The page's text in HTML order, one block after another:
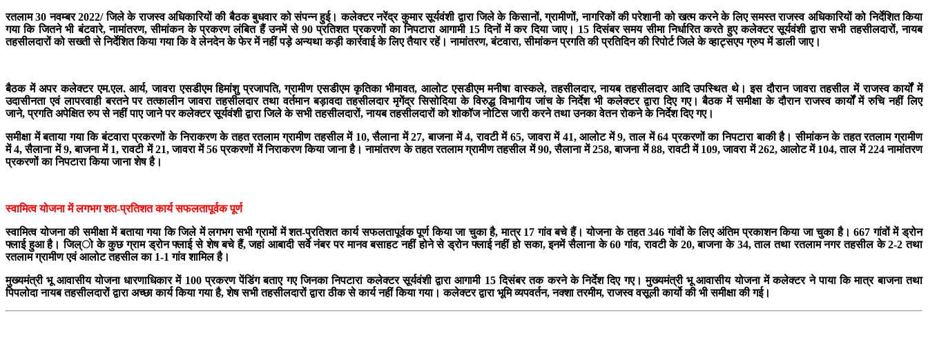
रतलाम 30 नवम्बर 2022/ जिले के राजस्व अधिकारियों की बैठक बुधवार को संपन्न हुई। कलेक्टर नरेंद्र कुमार सूर्यवंशी द्वारा जिले के किसानों, ग्रामीणों, नागरिकों की परेशानी को खत्म करने के लिए समस्त राजस्व अधिकारियों को निर्देशित किया
गया कि जितने भी बंटवारे, नामांतरण, सीमांकन के प्रकरण लंबित हैं उनमें से 90 प्रतिशत प्रकरणों का निपटारा आगामी 15 दिनों में कर दिया जाए। 15 दिसंबर समय सीमा निर्धारित करते हुए कलेक्टर सूर्यवंशी द्वारा सभी तहसीलदारों, नायब
तहसीलदारों को सख्ती से निर्देशित किया गया कि वे लेनदेन के फेर में नहीं पड़े अन्यथा कड़ी कार्रवाई के लिए तैयार रहें। नामांतरण, बंटवारा, सीमांकन प्रगति की प्रतिदिन की रिपोर्ट जिले के व्हाट्सएप ग्रुप में डाली जाए।
बैठक में अपर कलेक्टर एम.एल. आर्य, जावरा एसडीएम हिमांशु प्रजापति, ग्रामीण एसडीएम कृतिका भीमावत, आलोट एसडीएम मनीषा वास्कले, तहसीलदार, नायब तहसीलदार आदि उपस्थित थे। इस दौरान जावरा तहसील में राजस्व कार्यों में
उदासीनता एवं लापरवाही बरतने पर तत्कालीन जावरा तहसीलदार तथा वर्तमान बड़ावदा तहसीलदार मृगेंद्र सिसोदिया के विरुद्ध विभागीय जांच के निर्देश भी कलेक्टर द्वारा दिए गए। बैठक में समीक्षा के दौरान राजस्व कार्यों में रुचि नहीं लिए
जाने, प्रगति अपेक्षित रुप से नहीं पाए जाने पर कलेक्टर सूर्यवंशी द्वारा जिले के सभी तहसीलदारों, नायब तहसीलदारों को शोकॉज नोटिस जारी करने तथा उनका वेतन रोकने के निर्देश दिए गए।
समीक्षा में बताया गया कि बंटवारा प्रकरणों के निराकरण के तहत रतलाम ग्रामीण तहसील में 10, सैलाना में 27, बाजना में 4, रावटी में 65, जावरा में 41, आलोट में 9, ताल में 64 प्रकरणों का निपटारा बाकी है। सीमांकन के तहत रतलाम ग्रामीण
में 4, सैलाना में 9, बाजना में 1, रावटी में 21, जावरा में 56 प्रकरणों में निराकरण किया जाना है। नामांतरण के तहत रतलाम ग्रामीण तहसील में 90, सैलाना में 258, बाजना में 88, रावटी में 109, जावरा में 262, आलोट में 104, ताल में 224 नामांतरण
प्रकरणों का निपटारा किया जाना शेष है।
स्वामित्व योजना में लगभग शत-प्रतिशत कार्य सफलतापूर्वक पूर्ण
स्वामित्व योजना की समीक्षा में बताया गया कि जिले में लगभग सभी ग्रामों में शत-प्रतिशत कार्य सफलतापूर्वक पूर्ण किया जा चुका है, मात्र 17 गांव बचे हैं। योजना के तहत 346 गांवों के लिए अंतिम प्रकाशन किया जा चुका है। 667 गांवों में ड्रोन
फ्लाई हुआ है। जिल्ो के कुछ ग्राम ड्रोन फ्लाई से शेष बचे हैं, जहां आबादी सर्वे नंबर पर मानव बसाहट नहीं होने से ड्रोन फ्लाई नहीं हो सका, इनमें सैलाना के 60 गांव, रावटी के 20, बाजना के 34, ताल तथा रतलाम नगर तहसील के 2-2 तथा
रतलाम ग्रामीण एवं आलोट तहसील का 1-1 गांव शामिल है।
मुख्यमंत्री भू आवासीय योजना धारणाधिकार में 100 प्रकरण पेंडिंग बताए गए जिनका निपटारा कलेक्टर सूर्यवंशी द्वारा आगामी 15 दिसंबर तक करने के निर्देश दिए गए। मुख्यमंत्री भू आवासीय योजना में कलेक्टर ने पाया कि मात्र बाजना तथा
पिपलोदा नायब तहसीलदारों द्वारा अच्छा कार्य किया गया है, शेष सभी तहसीलदारों द्वारा ठीक से कार्य नहीं किया गया। कलेक्टर द्वारा भूमि व्यपवर्तन, नक्शा तरमीम, राजस्व वसूली कार्यो की भी समीक्षा की गई।